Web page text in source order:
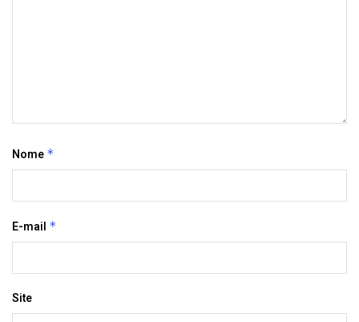
Nome *
E-mail *
Site